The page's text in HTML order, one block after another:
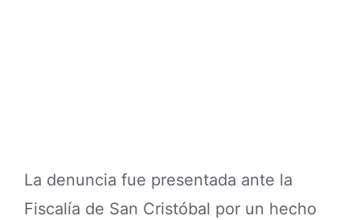
La denuncia fue presentada ante la
Fiscalía de San Cristóbal por un hecho